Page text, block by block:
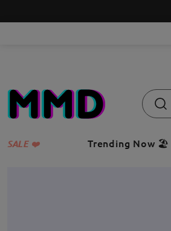
SALE ❤️ Trending Now 🏖️